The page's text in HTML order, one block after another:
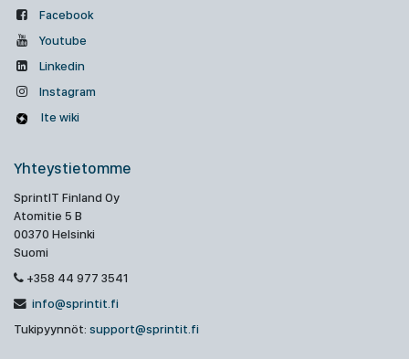
Facebook
Youtube
Linkedin
Instagram
Ite wiki
Yhteystietomme
SprintIT Finland Oy
Atomitie 5 B
00370 Helsinki
Suomi
+358 44 977 3541
info@sprintit.fi
Tukipyynnöt: support@sprintit.fi